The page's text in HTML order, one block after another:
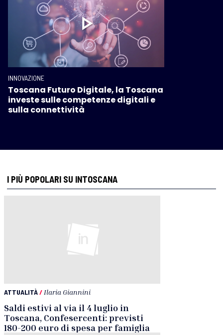
INNOVAZIONE
Toscana Futuro Digitale, la Toscana
investe sulle competenze digitali e
sulla connettività
I PIÙ POPOLARI SU INTOSCANA
ATTUALITÀ/ Ilaria Giannini
Saldi estivi al via il 4 luglio in
Toscana, Confesercenti: previsti
180-200 euro di spesa per famiglia